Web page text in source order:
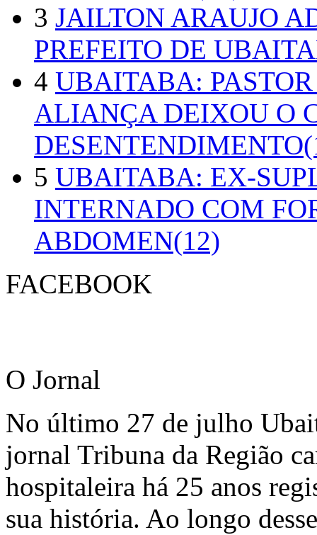
3 JAILTON ARAUJO
PREFEITO DE
4 UBAITABA:
ALIANÇA DEIXOU O
5 UBAITABA: EX-
INTERNADO COM
ABDOMEN(12)
FACEBOOK
O Jornal
No último 27 de julho
jornal Tribuna da Região
hospitaleira há 25 anos
sua história. Ao longo